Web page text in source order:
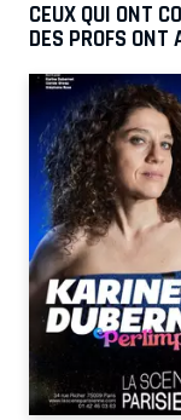
CEUX QUI ONT
DES PROFS ONT